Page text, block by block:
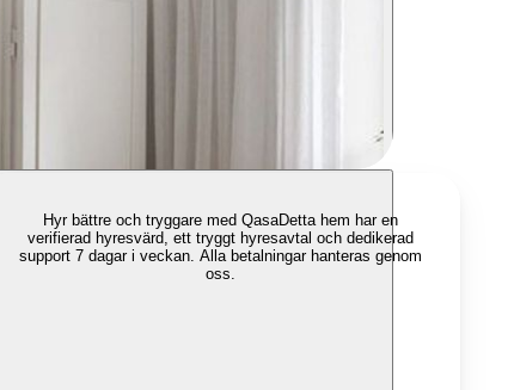
Hyr bättre och tryggare med QasaDetta hem har en
verifierad hyresvärd, ett tryggt hyresavtal och dedikerad
support 7 dagar i veckan. Alla betalningar hanteras genom
oss.